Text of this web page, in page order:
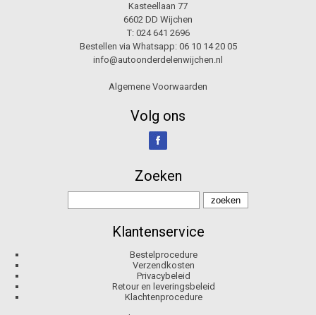
Kasteellaan 77
6602 DD Wijchen
T: 024 641 2696
Bestellen via Whatsapp: 06 10 14 20 05
info@autoonderdelenwijchen.nl
Algemene Voorwaarden
Volg ons
Zoeken
Klantenservice
Bestelprocedure
Verzendkosten
Privacybeleid
Retour en leveringsbeleid
Klachtenprocedure